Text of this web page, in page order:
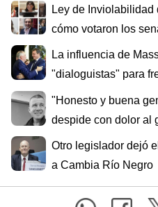
Ley de
cómo votaron los
La influencia de
"dialoguistas" para
"Honesto y buena
despide con dolor al
Otro legislador dejó
a Cambia Río Negro